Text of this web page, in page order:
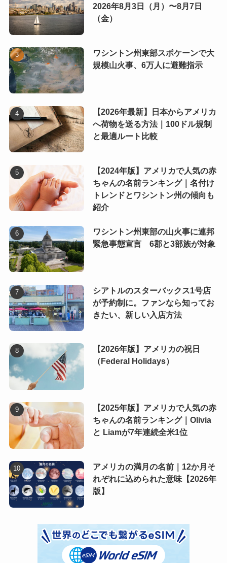
2026年8月3日（月）〜8月7日
（金）
ワシントン州東部スポケーンで大
規模山火事、6万人に避難指示
【2026年最新】日本からアメリカ
へ荷物を送る方法｜100ドル規制
と最適ルート比較
【2024年版】アメリカで人気の赤
ちゃんの名前ランキング｜名付け
トレンドとワシントン州の傾向も
紹介
ワシントン州東部の山火事に連邦
緊急事態宣言 6郡と3部族が対象
シアトルのスターバックス1号店
が予約制に。ファンなら知ってお
きたい、新しい入店方法
【2026年版】アメリカの祝日
（Federal Holidays）
【2025年版】アメリカで人気の赤
ちゃんの名前ランキング｜Olivia
と Liamが7年連続全米1位
アメリカの満月の名前｜12か月そ
れぞれに込められた意味【2026年
版】